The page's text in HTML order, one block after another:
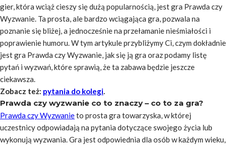
gier, która wciąż cieszy się dużą popularnością, jest gra Prawda czy
Wyzwanie. Ta prosta, ale bardzo wciągająca gra, pozwala na
poznanie się bliżej, a jednocześnie na przełamanie nieśmiałości i
poprawienie humoru. W tym artykule przybliżymy Ci, czym dokładnie
jest gra Prawda czy Wyzwanie, jak się ją gra oraz podamy listę
pytań i wyzwań, które sprawią, że ta zabawa będzie jeszcze
ciekawsza.
Zobacz też: pytania do kolegi.
Prawda czy wyzwanie co to znaczy – co to za gra?
Prawda czy Wyzwanieto prosta gra towarzyska, w której
uczestnicy odpowiadają na pytania dotyczące swojego życia lub
wykonują wyzwania. Gra jest odpowiednia dla osób w każdym wieku,